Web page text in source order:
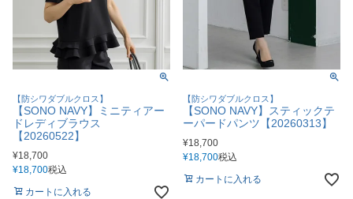
【防シワダブルクロス】
【SONO NAVY】ミニティアー
ドレディブラウス
【20260522】
¥18,700
¥18,700税込
カートに入れる
【防シワダブルクロス】
【SONO NAVY】スティックテ
ーパードパンツ【20260313】
¥18,700
¥18,700税込
カートに入れる